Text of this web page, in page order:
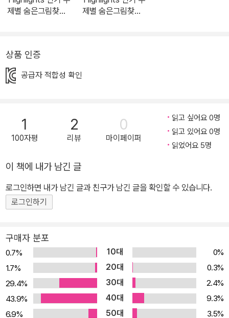
는 아이들이 세상에서 가장 중요한 사람들이라는 생각으로 다양한 어
를 통해 다른 존재에 대한 세심한 관심과 높은 이상, 존귀한 삶의 방식
세계 각국 부모들과 아이들의 사랑을 받고 있다. 시각적 인지능력과
워하는 선호도 높은 주제만을 선별하여 만든 《인기 주제별 숨은그림
찾기 스포츠(Sports)》 특별보급판은 70년 전통을 이어온 아동서 출
판의 선두주자 하이라이츠(Highlights)가 특별히 선별하여 “인기 주
제별 ”로 ‘즐겁게 재능 계발하기’용으로 출간한 어린이· 아동서이다.
지 않은 친구들의 다채로운 모습이 담긴 장면 속을 탐색하며 숨은 그
림을 찾는 동안 아이들의 시각적인 인지능력과 창의적인 사고능력이
찰력을 키우게 된다. 또한 물건마다 한글이름과 영문이름을 같이 표
기하여 책을 읽기 시작한 아이들과 영어를 배우기 시작한 아이들의
어휘력과 언어 인지능력을 끌어올려 줄 것이다. 같은 사물이 장면마
다 변화된 다양한 모습으로 등장하여 280개의 물건의 한글낱말과 영
어단어의 반복학습을 가능하게 한다. [전 세계 부모들이 선택한 이 시
리즈의 장점] - 관찰력과 추론능력, 시각적 인지능력 같은 조기 학습
제별 숨은그림찾기 :
제별 숨은그림찾기 :
상품 인증
공급자 적합성 확인
1
100자평
2
리뷰
0
마이페이퍼
읽고 싶어요 0명
읽고 있어요 0명
읽었어요 5명
이 책에 내가 남긴 글
로그인하면 내가 남긴 글과 친구가 남긴 글을 확인할 수 있습니다.
로그인하기
구매자 분포
0.7% 10대
0%
1.7%
20대
0.3%
29.4%
30대
2.4%
43.9%
40대
9.3%
6.9%
50대
3.5%